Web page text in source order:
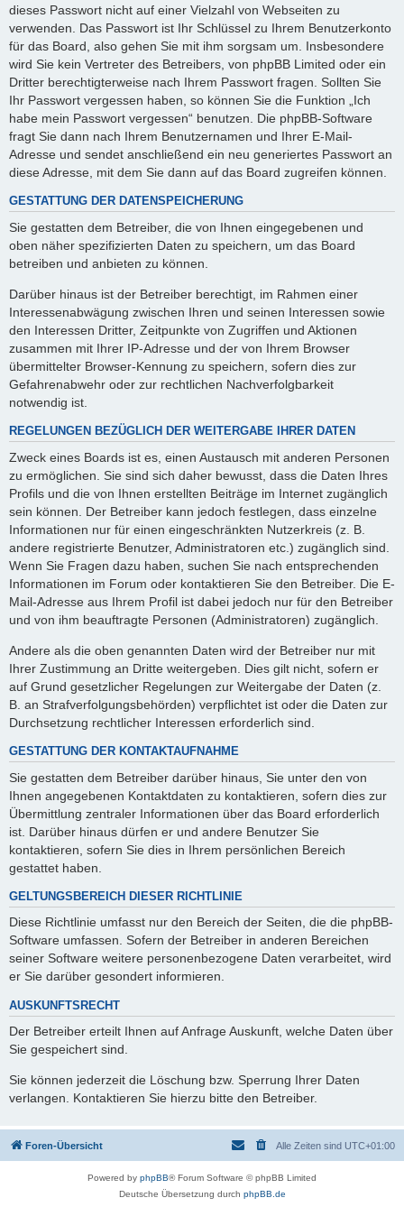
dieses Passwort nicht auf einer Vielzahl von Webseiten zu
verwenden. Das Passwort ist Ihr Schlüssel zu Ihrem Benutzerkonto
für das Board, also gehen Sie mit ihm sorgsam um. Insbesondere
wird Sie kein Vertreter des Betreibers, von phpBB Limited oder ein
Dritter berechtigterweise nach Ihrem Passwort fragen. Sollten Sie
Ihr Passwort vergessen haben, so können Sie die Funktion „Ich
habe mein Passwort vergessen“ benutzen. Die phpBB-Software
fragt Sie dann nach Ihrem Benutzernamen und Ihrer E-Mail-
Adresse und sendet anschließend ein neu generiertes Passwort an
diese Adresse, mit dem Sie dann auf das Board zugreifen können.
GESTATTUNG DER DATENSPEICHERUNG
Sie gestatten dem Betreiber, die von Ihnen eingegebenen und
oben näher spezifizierten Daten zu speichern, um das Board
betreiben und anbieten zu können.
Darüber hinaus ist der Betreiber berechtigt, im Rahmen einer
Interessenabwägung zwischen Ihren und seinen Interessen sowie
den Interessen Dritter, Zeitpunkte von Zugriffen und Aktionen
zusammen mit Ihrer IP-Adresse und der von Ihrem Browser
übermittelter Browser-Kennung zu speichern, sofern dies zur
Gefahrenabwehr oder zur rechtlichen Nachverfolgbarkeit
notwendig ist.
REGELUNGEN BEZÜGLICH DER WEITERGABE IHRER DATEN
Zweck eines Boards ist es, einen Austausch mit anderen Personen
zu ermöglichen. Sie sind sich daher bewusst, dass die Daten Ihres
Profils und die von Ihnen erstellten Beiträge im Internet zugänglich
sein können. Der Betreiber kann jedoch festlegen, dass einzelne
Informationen nur für einen eingeschränkten Nutzerkreis (z. B.
andere registrierte Benutzer, Administratoren etc.) zugänglich sind.
Wenn Sie Fragen dazu haben, suchen Sie nach entsprechenden
Informationen im Forum oder kontaktieren Sie den Betreiber. Die E-
Mail-Adresse aus Ihrem Profil ist dabei jedoch nur für den Betreiber
und von ihm beauftragte Personen (Administratoren) zugänglich.
Andere als die oben genannten Daten wird der Betreiber nur mit
Ihrer Zustimmung an Dritte weitergeben. Dies gilt nicht, sofern er
auf Grund gesetzlicher Regelungen zur Weitergabe der Daten (z.
B. an Strafverfolgungsbehörden) verpflichtet ist oder die Daten zur
Durchsetzung rechtlicher Interessen erforderlich sind.
GESTATTUNG DER KONTAKTAUFNAHME
Sie gestatten dem Betreiber darüber hinaus, Sie unter den von
Ihnen angegebenen Kontaktdaten zu kontaktieren, sofern dies zur
Übermittlung zentraler Informationen über das Board erforderlich
ist. Darüber hinaus dürfen er und andere Benutzer Sie
kontaktieren, sofern Sie dies in Ihrem persönlichen Bereich
gestattet haben.
GELTUNGSBEREICH DIESER RICHTLINIE
Diese Richtlinie umfasst nur den Bereich der Seiten, die die phpBB-
Software umfassen. Sofern der Betreiber in anderen Bereichen
seiner Software weitere personenbezogene Daten verarbeitet, wird
er Sie darüber gesondert informieren.
AUSKUNFTSRECHT
Der Betreiber erteilt Ihnen auf Anfrage Auskunft, welche Daten über
Sie gespeichert sind.
Sie können jederzeit die Löschung bzw. Sperrung Ihrer Daten
verlangen. Kontaktieren Sie hierzu bitte den Betreiber.
Foren-Übersicht Alle Zeiten sind UTC+01:00
Powered by phpBB® Forum Software © phpBB Limited
Deutsche Übersetzung durch phpBB.de